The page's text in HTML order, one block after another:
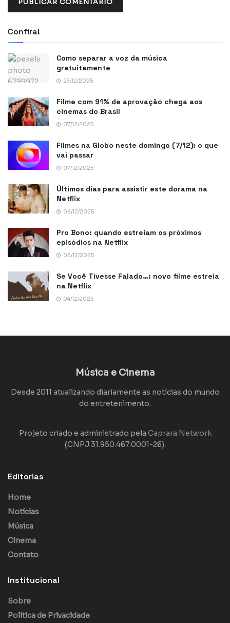
Confira!
Como separar a voz da música
gratuitamente
29/12/2025
Filme com 91% de aprovação chega aos
cinemas do Brasil
07/12/2025
Filmes na Globo neste domingo (7/12): o que
vai passar
07/12/2025
Últimos dias para assistir este dorama na
Netflix
06/12/2025
Pro Bono: quando estreiam os próximos
episódios na Netflix
06/12/2025
Se Você Tivesse Falado…: novo filme estreia
na Netflix
04/12/2025
Música e Cinema
Desde 2011 atualizando diariamente as notícias do mundo
do entretenimento.
Projeto criado e administrado pela Caprara Network
(CNPJ 31.950.467.0001-26).
Editorias
Home
Notícias
Música
Cinema
Contato
Institucional
Sobre
Política de Privacidade